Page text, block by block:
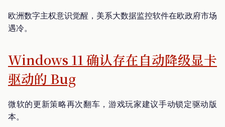
欧洲数字主权意识觉醒，美系大数据监控软件在欧政府市场
遇冷。
Windows 11 确认存在自动降级显卡
驱动的 Bug
微软的更新策略再次翻车，游戏玩家建议手动锁定驱动版
本。